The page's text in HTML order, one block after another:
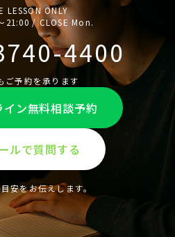
LESSON ONLY
21:00 / CLOSE Mon.
4400
ご予約を承ります
イン無料相談予約
ルで質問する
安をお伝えします。